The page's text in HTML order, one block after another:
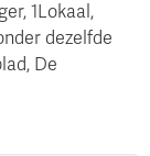
1Lokaal,
dezelfde
De